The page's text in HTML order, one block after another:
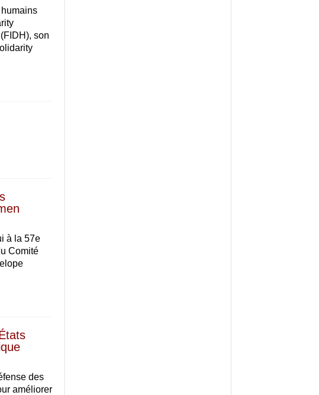
son
à la 57e
Comité
des
améliorer